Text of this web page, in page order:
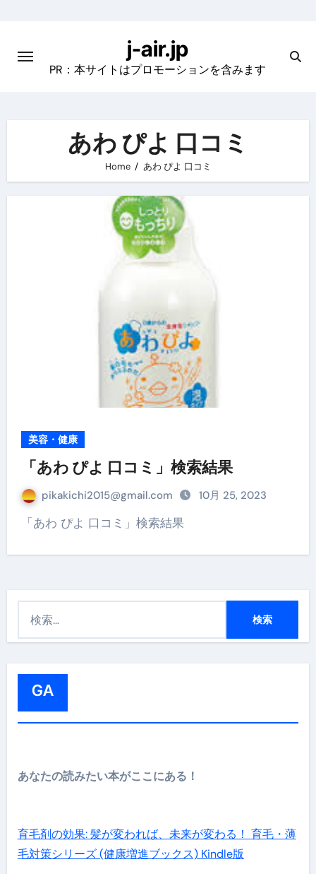
content
j-air.jp
PR：本サイトはプロモーションを含みます
あわ ぴよ 口コミ
Home あわ ぴよ 口コミ
美容・健康
「あわ ぴよ 口コミ」検索結果
pikakichi2015@gmail.com 10月 25, 2023
「あわ ぴよ 口コミ」検索結果
GA
あなたの読みたい本がここにある！
育毛剤の効果: 髪が変われば、未来が変わる！ 育毛・薄
毛対策シリーズ (健康増進ブックス) Kindle版